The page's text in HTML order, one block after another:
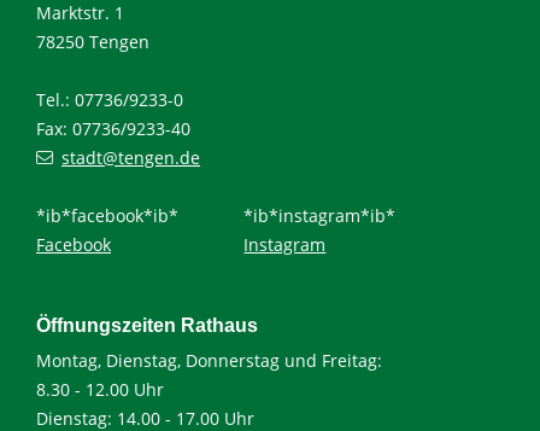
Marktstr. 1
78250 Tengen
Tel.: 07736/9233-0
Fax: 07736/9233-40
stadt@tengen.de
*ib*facebook*ib*
Facebook
*ib*instagram*ib*
Instagram
Öffnungszeiten Rathaus
Montag, Dienstag, Donnerstag und Freitag:
8.30 - 12.00 Uhr
Dienstag: 14.00 - 17.00 Uhr